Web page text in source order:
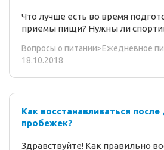
Что лучше есть во время
приемы пищи? Нужны ли
Вопросы о питании>Ежедневное
18.10.2018
Как восстанавливаться
пробежек?
Здравствуйте! Как правильно